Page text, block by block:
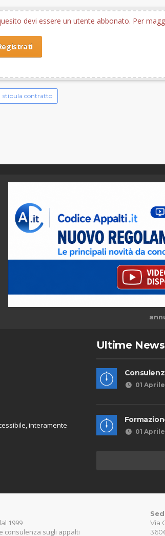
devi essere un utente abbonato. Per
stipula contratto
interamente
Ultime News
01
01
1999
consulenza sugli appalti
Via